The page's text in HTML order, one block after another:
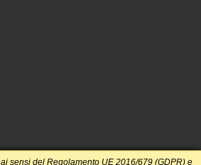
ai sensi del Regolamento UE 2016/679 (GDPR) e